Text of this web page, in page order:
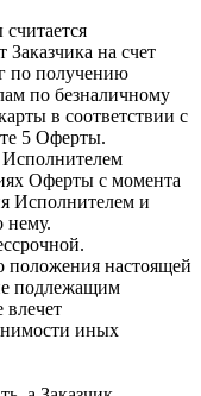
на счет
по получению
по безналичному
в соответствии с
5 Оферты.
Оферты с момента
Исполнителем и
нему.
положения настоящей
подлежащим
иных